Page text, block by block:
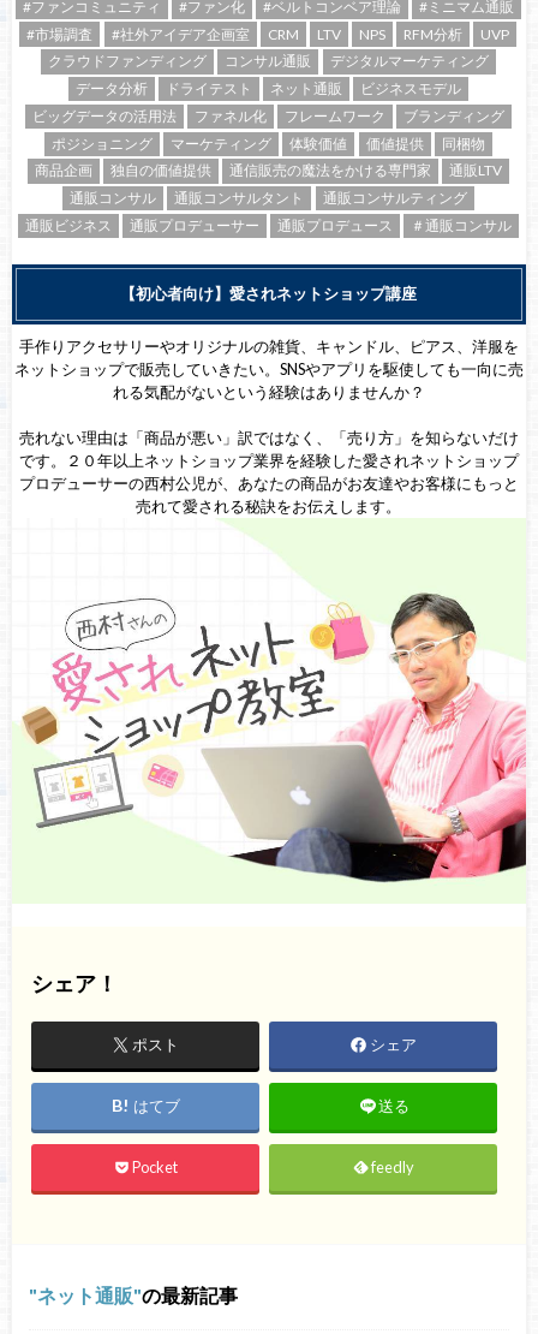
#ファンコミュニティ
#ファン化 #ベルトコンベア理論
#ミニマム通販
#市場調査
#社外アイデア企画室 CRM LTV NPS RFM分析
UVP
クラウドファンディング
コンサル通販
デジタルマーケティング
データ分析
ドライテスト ネット通販
ビジネスモデル
ビッグデータの活用法
ファネル化 フレームワーク
ブランディング
ポジショニング
マーケティング 体験価値 価値提供
同梱物
商品企画
独自の価値提供 通信販売の魔法をかける専門家
通販LTV
通販コンサル
通販コンサルタント
通販コンサルティング
通販ビジネス
通販プロデューサー 通販プロデュース ＃通販コンサル
【初心者向け】愛されネットショップ講座
手作りアクセサリーやオリジナルの雑貨、キャンドル、ピアス、洋服を
ネットショップで販売していきたい。SNSやアプリを駆使しても一向に売
れる気配がないという経験はありませんか？
売れない理由は「商品が悪い」訳ではなく、「売り方」を知らないだけ
です。２０年以上ネットショップ業界を経験した愛されネットショップ
プロデューサーの西村公児が、あなたの商品がお友達やお客様にもっと
売れて愛される秘訣をお伝えします。
シェア！
ポスト シェア
はてブ 送る
Pocket feedly
ネット通販 の最新記事